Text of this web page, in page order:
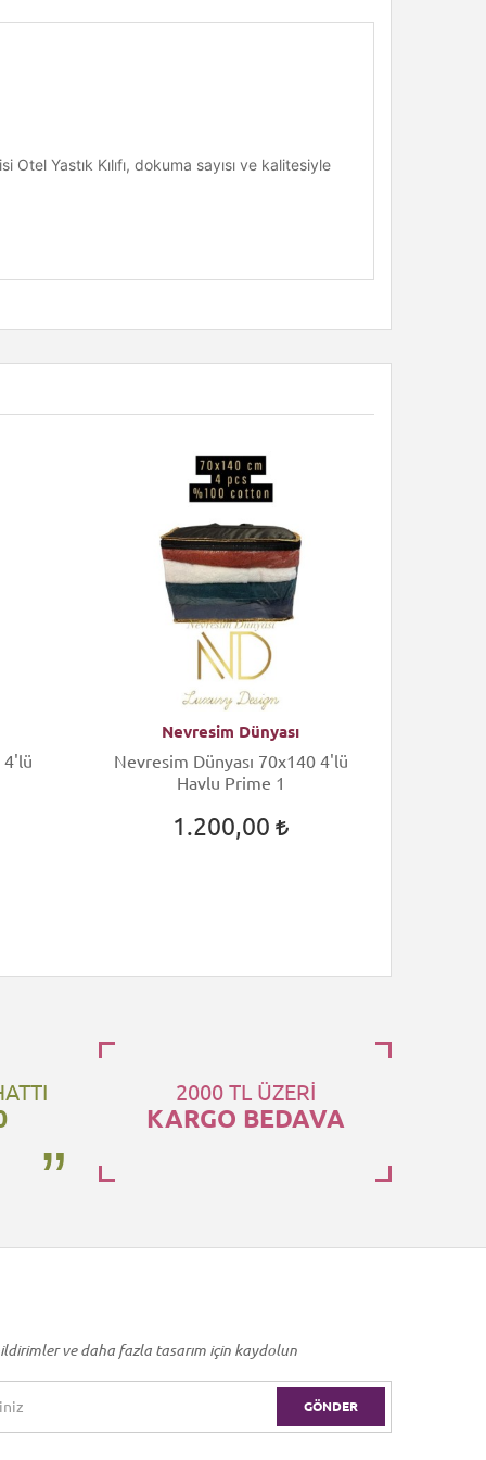
Yastık Kılıfı, dokuma sayısı ve kalitesiyle
4'lü
Nevresim Dünyası
Nevresim Dünyası 70x140 4'lü
Havlu Prime 1
1.200,00
2000 TL ÜZERİ
KARGO BEDAVA
ve daha fazla tasarım için kaydolun
GÖNDER